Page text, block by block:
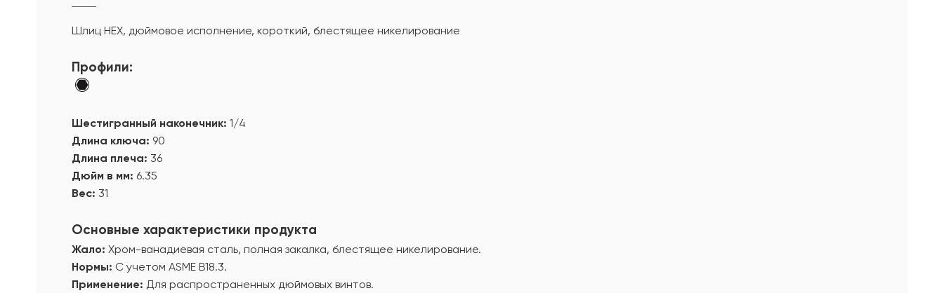
Шлиц HEX, дюймовое исполнение, короткий, блестящее никелирование
Профили:
Шестигранный наконечник: 1/4
Длина ключа: 90
Длина плеча: 36
Дюйм в мм: 6.35
Вес: 31
Основные характеристики продукта
Жало: Хром-ванадиевая сталь, полная закалка, блестящее никелирование.
Нормы: С учетом ASME В18.3.
Применение: Для распространенных дюймовых винтов.